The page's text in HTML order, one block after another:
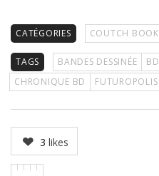
CATÉGORIES COUTCH BOOK
TAGS BANDES DESSINÉE BD
CHRONIQUE BD
FUTUROPOLIS
3 likes